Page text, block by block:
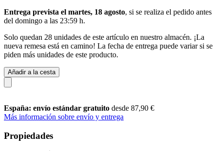
Entrega prevista el martes, 18 agosto, si se realiza el pedido antes
del domingo a las 23:59 h.
Solo quedan 28 unidades de este artículo en nuestro almacén. ¡La
nueva remesa está en camino! La fecha de entrega puede variar si se
piden más unidades de este producto.
Añadir a la cesta
España: envío estándar gratuito desde 87,90 €
Más información sobre envío y entrega
Propiedades